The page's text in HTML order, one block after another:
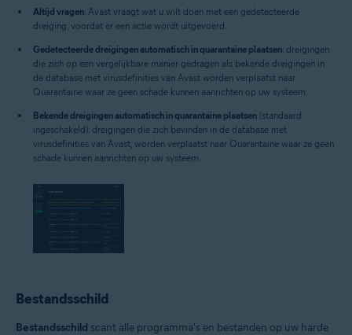
Altijd vragen: Avast vraagt wat u wilt doen met een gedetecteerde
dreiging, voordat er een actie wordt uitgevoerd.
Gedetecteerde dreigingen automatisch in quarantaine plaatsen: dreigingen
die zich op een vergelijkbare manier gedragen als bekende dreigingen in
de database met virusdefinities van Avast worden verplaatst naar
Quarantaine waar ze geen schade kunnen aanrichten op uw systeem.
Bekende dreigingen automatisch in quarantaine plaatsen (standaard
ingeschakeld): dreigingen die zich bevinden in de database met
virusdefinities van Avast, worden verplaatst naar Quarantaine waar ze geen
schade kunnen aanrichten op uw systeem.
Bestandsschild
Bestandsschild scant alle programma's en bestanden op uw harde